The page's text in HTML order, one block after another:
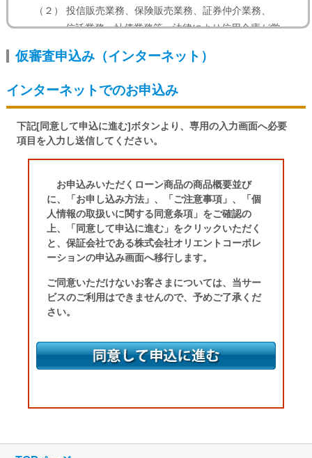
れ等）には、お申込みをお受けできない場合もご
ざいますので予めご了承ください。
いただいた本申込書並びに確認書類の内容が相違
する場合には、ご連絡した審査結果の内容にかか
わらず、ご希望に添えない場合もございますので
ご了承ください。
審査の結果、お申込み金額を減額させていただく
場合や、ご希望に添えない場合もございますの
で、予めご了承ください。なお、審査の結果いか
つきましてもお答えできませんので、予めご了承
ください。
インターネットでお申込みいただく場合、インタ
ーネットを経由して行われますが、ご入力された
内容が送信される場合には、ＳＳＬ方式により内
容を暗号化させていただきますのでご安心くださ
お使いのパソコン等の環境によっては、インター
ネットでのお申込みがご利用いただけない場合も
ございますのでご了承ください。
てご確認のうえお申込ください。また、土・日・
祝日等の金融機関休業日並びに平日17時以降のお
申し込みについては、翌営業日の9時受付とさせ
（２） 投信販売業務、保険販売業務、証券仲介業務、
信託業務、社債業務等、法律により信用金庫が営
（３） その他信用金庫が営むことができる業務および
業務を含む）
当金庫は、当金庫および当金庫の関連会社や
提携会社の金融商品やサービスに関し、下記利
なお、特定の個人情報の利用目的が、法令等に
基づき限定されている場合には、当該利用目的
以外で利用いたしません。
（１） 各種金融商品の口座開設等、金融商品やサ
ービスの申込みの受付のため
（２） 本人確認法に基づくご本人さまの確認等
や、金融商品やサービスをご利用いただく
資格等の確認のため
（３） 預金取引や融資取引等における期日管理
（４） 融資のお申込みや継続的なご利用等に際し
ての判断のため
品やサービスの提供にかかる妥当性の判断
仮審査申込み（インターネット）
インターネットでのお申込み
下記[同意して申込に進む]ボタンより、専用の入力画面へ必要
項目を入力し送信してください。
お申込みいただくローン商品の商品概要並び
に、「お申し込み方法」、「ご注意事項」、「個
人情報の取扱いに関する同意条項」をご確認の
上、「同意して申込に進む」をクリックいただく
と、保証会社である株式会社オリエントコーポレ
ーションの申込み画面へ移行します。
ご同意いただけないお客さまについては、当サー
ビスのご利用はできませんので、予めご了承くだ
さい。